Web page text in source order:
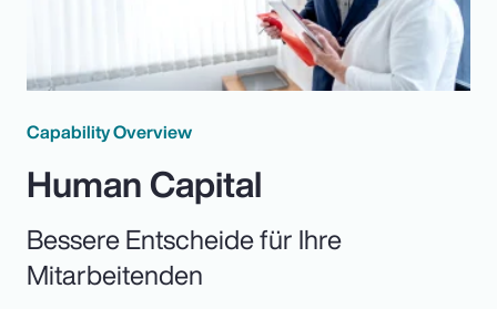
Capability Overview
Human Capital
Bessere Entscheide für Ihre
Mitarbeitenden